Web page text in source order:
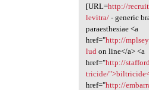
[URL=http://
levitra/- generic
paraesthesiae <a
href="http://
ludon line</a> <a
href="http://
tricide/
href="http://